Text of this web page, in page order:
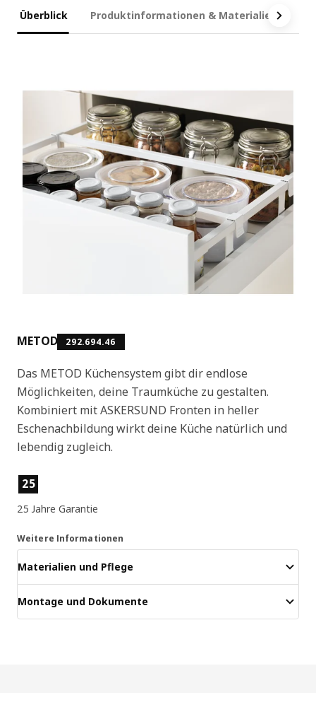
Überblick Produktinformationen & Materialien
METOD 292.694.46
Das METOD Küchensystem gibt dir endlose
Möglichkeiten, deine Traumküche zu gestalten.
Kombiniert mit ASKERSUND Fronten in heller
Eschenachbildung wirkt deine Küche natürlich und
lebendig zugleich.
Produktmerkmale
25
25 Jahre Garantie
Weitere Informationen
Materialien und Pflege
Montage und Dokumente